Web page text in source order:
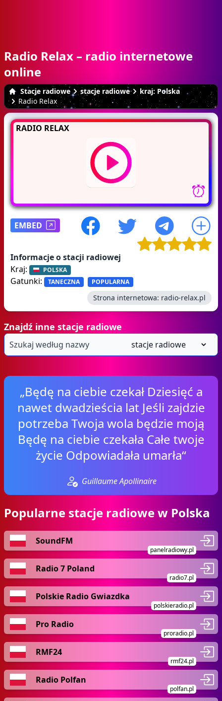
Radio Relax – radio internetowe
online
Stacje radiowe stacje radiowe
kraj: Polska
Radio Relax
RADIO RELAX
EMBED
Informacje o stacji radiowej
Kraj:
POLSKA
Gatunki: TANECZNA POPULARNA
Strona internetowa: radio-relax.pl
Znajdź inne stacje radiowe
„Będę na ciebie czekał Dziesięć a
nawet dwadzieścia lat Jeśli zajdzie
potrzeba Twoja wola będzie moją
Będę na ciebie czekała Całe twoje
życie Odpowiadała umarła“
Guillaume Apollinaire
Popularne stacje radiowe w Polska
SoundFM
panelradiowy.pl
Radio 7 Poland
radio7.pl
Polskie Radio Gwiazdka
polskieradio.pl
Pro Radio
proradio.pl
RMF24
rmf24.pl
Radio Polfan
polfan.pl